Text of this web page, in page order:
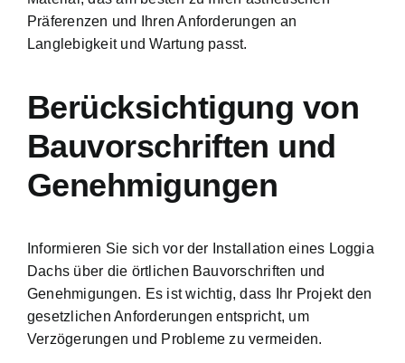
Präferenzen und Ihren Anforderungen an
Langlebigkeit und Wartung passt.
Berücksichtigung von
Bauvorschriften und
Genehmigungen
Informieren Sie sich vor der Installation eines Loggia
Dachs über die örtlichen Bauvorschriften und
Genehmigungen. Es ist wichtig, dass Ihr Projekt den
gesetzlichen Anforderungen entspricht, um
Verzögerungen und Probleme zu vermeiden.